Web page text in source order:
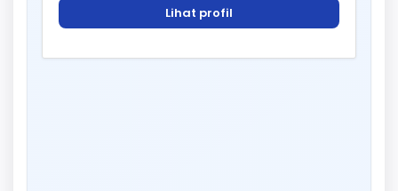
Lihat profil